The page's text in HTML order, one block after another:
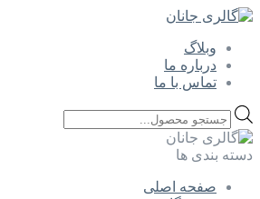
وبلاگ
درباره ما
تماس با ما
Products
search
دسته بندی ها
صفحه اصلی